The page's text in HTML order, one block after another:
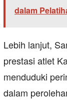
dalam
Lebih lanjut,
prestasi atlet
menduduki
dalam